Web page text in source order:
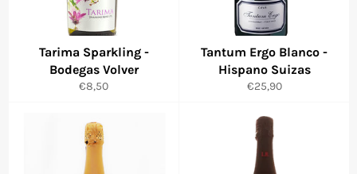
Tarima Sparkling -
Bodegas Volver
Precio
€8,50
Tantum Ergo Blanco -
Hispano Suizas
Precio
€25,90